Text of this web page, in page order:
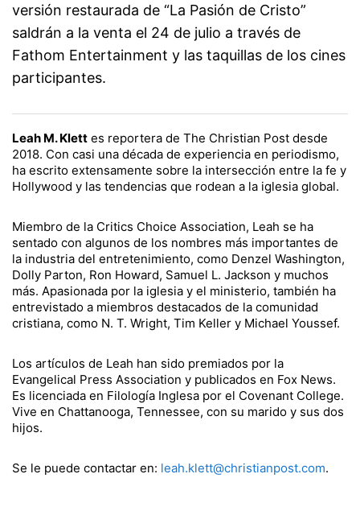
versión restaurada de “La Pasión de Cristo”
saldrán a la venta el 24 de julio a través de
Fathom Entertainment y las taquillas de los cines
participantes.
Leah M. Klett es reportera de The Christian Post desde
2018. Con casi una década de experiencia en periodismo,
ha escrito extensamente sobre la intersección entre la fe y
Hollywood y las tendencias que rodean a la iglesia global.
Miembro de la Critics Choice Association, Leah se ha
sentado con algunos de los nombres más importantes de
la industria del entretenimiento, como Denzel Washington,
Dolly Parton, Ron Howard, Samuel L. Jackson y muchos
más. Apasionada por la iglesia y el ministerio, también ha
entrevistado a miembros destacados de la comunidad
cristiana, como N. T. Wright, Tim Keller y Michael Youssef.
Los artículos de Leah han sido premiados por la
Evangelical Press Association y publicados en Fox News.
Es licenciada en Filología Inglesa por el Covenant College.
Vive en Chattanooga, Tennessee, con su marido y sus dos
hijos.
Se le puede contactar en: leah.klett@christianpost.com.